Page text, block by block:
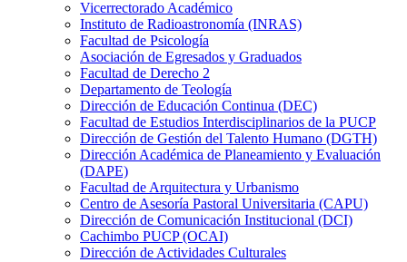
Vicerrectorado Académico
Instituto de Radioastronomía (INRAS)
Facultad de Psicología
Asociación de Egresados y Graduados
Facultad de Derecho 2
Departamento de Teología
Dirección de Educación Continua (DEC)
Facultad de Estudios Interdisciplinarios de la PUCP
Dirección de Gestión del Talento Humano (DGTH)
Dirección Académica de Planeamiento y Evaluación
(DAPE)
Facultad de Arquitectura y Urbanismo
Centro de Asesoría Pastoral Universitaria (CAPU)
Dirección de Comunicación Institucional (DCI)
Cachimbo PUCP (OCAI)
Dirección de Actividades Culturales